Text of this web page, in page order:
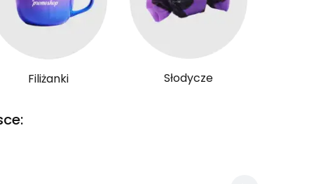
Filiżanki Słodycze